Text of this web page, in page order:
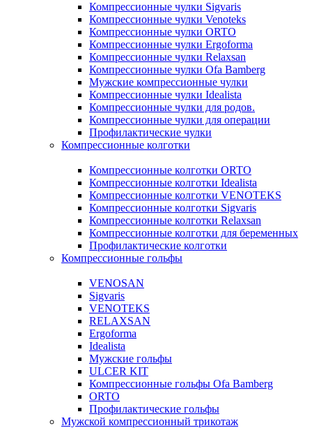
Компрессионные чулки Sigvaris
Компрессионные чулки Venoteks
Компрессионные чулки ORTO
Компрессионные чулки Ergoforma
Компрессионные чулки Relaxsan
Компрессионные чулки Ofa Bamberg
Мужские компрессионные чулки
Компрессионные чулки Idealista
Компрессионные чулки для родов.
Компрессионные чулки для операции
Профилактические чулки
Компрессионные колготки
Компрессионные колготки ORTO
Компрессионные колготки Idealista
Компрессионные колготки VENOTEKS
Компрессионные колготки Sigvaris
Компрессионные колготки Relaxsan
Компрессионные колготки для беременных
Профилактические колготки
Компрессионные гольфы
VENOSAN
Sigvaris
VENOTEKS
RELAXSAN
Ergoforma
Idealista
Мужские гольфы
ULCER KIT
Компрессионные гольфы Ofa Bamberg
ORTO
Профилактические гольфы
Мужской компрессионный трикотаж